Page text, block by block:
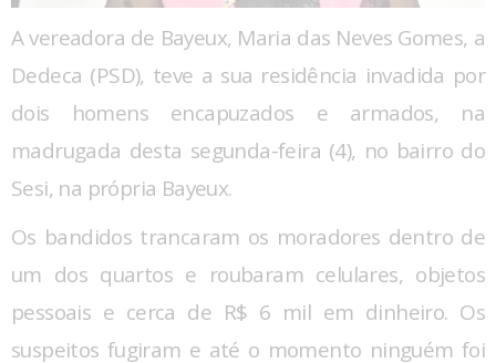
A vereadora de Bayeux, Maria das Neves Gomes, a
Dedeca (PSD), teve a sua residência invadida por
dois homens encapuzados e armados, na
madrugada desta segunda-feira (4), no bairro do
Sesi, na própria Bayeux.
Os bandidos trancaram os moradores dentro de
um dos quartos e roubaram celulares, objetos
pessoais e cerca de R$ 6 mil em dinheiro. Os
suspeitos fugiram e até o momento ninguém foi